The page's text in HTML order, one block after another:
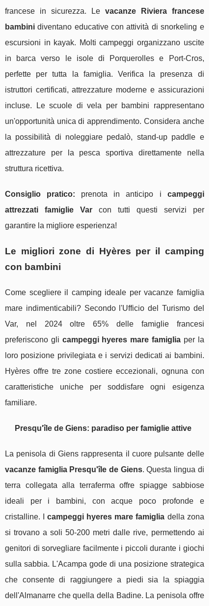
francese in sicurezza. Le vacanze Riviera francese
bambini diventano educative con attività di snorkeling e
escursioni in kayak. Molti campeggi organizzano uscite
in barca verso le isole di Porquerolles e Port-Cros,
perfette per tutta la famiglia. Verifica la presenza di
istruttori certificati, attrezzature moderne e assicurazioni
incluse. Le scuole di vela per bambini rappresentano
un'opportunità unica di apprendimento. Considera anche
la possibilità di noleggiare pedalò, stand-up paddle e
attrezzature per la pesca sportiva direttamente nella
struttura ricettiva.
Consiglio pratico: prenota in anticipo i campeggi
attrezzati famiglie Varcon tutti questi servizi per
garantire la migliore esperienza!
Le migliori zone di Hyères per il camping
con bambini
Come scegliere il camping ideale per vacanze famiglia
mare indimenticabili? Secondo l'Ufficio del Turismo del
Var, nel 2024 oltre 65% delle famiglie francesi
preferiscono gli campeggi hyeres mare famiglia per la
loro posizione privilegiata e i servizi dedicati ai bambini.
Hyères offre tre zone costiere eccezionali, ognuna con
caratteristiche uniche per soddisfare ogni esigenza
familiare.
Presqu'île de Giens: paradiso per famiglie attive
La penisola di Giens rappresenta il cuore pulsante delle
vacanze famiglia Presqu'île de Giens. Questa lingua di
terra collegata alla terraferma offre spiagge sabbiose
ideali per i bambini, con acque poco profonde e
cristalline. Icampeggi hyeres mare famiglia della zona
si trovano a soli 50-200 metri dalle rive, permettendo ai
genitori di sorvegliare facilmente i piccoli durante i giochi
sulla sabbia. L'Acampa gode di una posizione strategica
che consente di raggiungere a piedi sia la spiaggia
dell'Almanarre che quella della Badine. La penisola offre